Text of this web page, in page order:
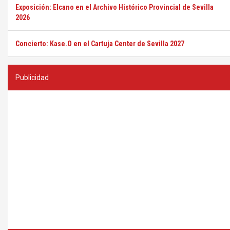
Exposición: Elcano en el Archivo Histórico Provincial de Sevilla
2026
Concierto: Kase.O en el Cartuja Center de Sevilla 2027
Publicidad